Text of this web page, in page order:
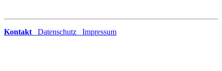
Kontakt Datenschutz Impressum